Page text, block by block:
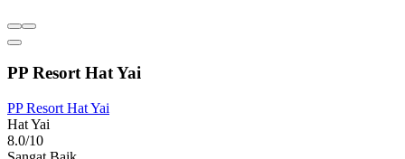
PP Resort Hat Yai
PP Resort Hat Yai
Hat Yai
8.0/10